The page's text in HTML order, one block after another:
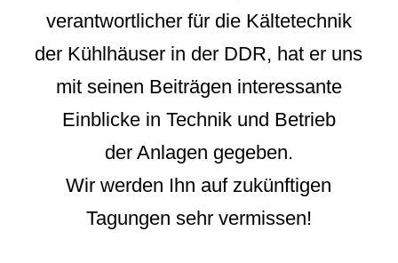
verantwortlicher für die Kältetechnik
der Kühlhäuser in der DDR, hat er uns
mit seinen Beiträgen interessante
Einblicke in Technik und Betrieb
der Anlagen gegeben.
Wir werden Ihn auf zukünftigen
Tagungen sehr vermissen!